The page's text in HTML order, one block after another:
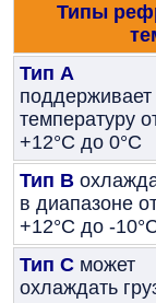
Типы
Тип А
поддерживает
температуру
+12°С до 0°С
Тип В
в диапазоне
+12°С до -
Тип С может
охлаждать